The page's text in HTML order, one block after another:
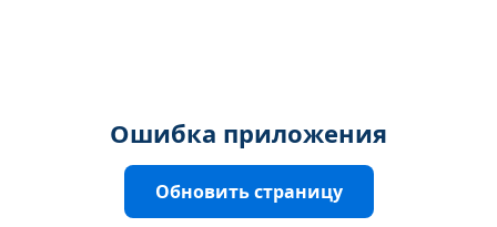
Ошибка приложения
Обновить страницу